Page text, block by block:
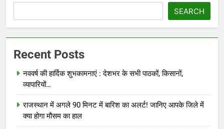
SEARCH
Recent Posts
नववर्ष की हार्दिक शुभकामनाएं : देशभर के सभी पाठकों, किसानों,
व्यापारियों…
राजस्थान में अगले 90 मिनट में बारिश का अलर्ट! जानिए आपके जिले में
क्या होगा मौसम का हाल